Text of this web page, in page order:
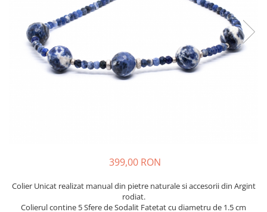
399,00 RON
Colier Unicat realizat manual din pietre naturale si accesorii din Argint
rodiat.
Colierul contine 5 Sfere de Sodalit Fatetat cu diametru de 1.5 cm